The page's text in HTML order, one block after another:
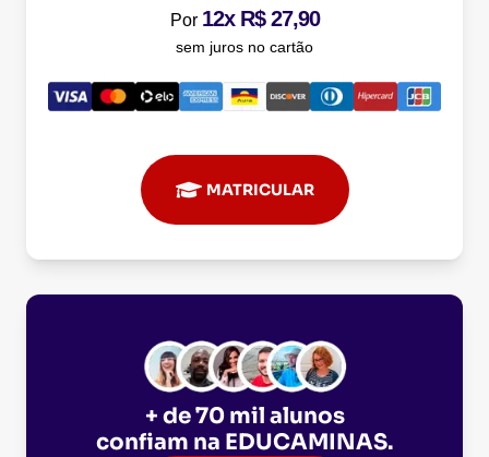
Por 12x R$ 27,90
sem juros no cartão
MATRICULAR
+ de 70 mil alunos
confiam na EDUCAMINAS.